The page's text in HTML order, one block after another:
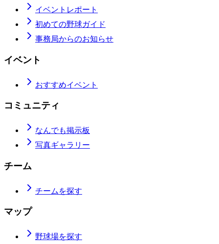
イベントレポート
初めての野球ガイド
事務局からのお知らせ
イベント
おすすめイベント
コミュニティ
なんでも掲示板
写真ギャラリー
チーム
チームを探す
マップ
野球場を探す